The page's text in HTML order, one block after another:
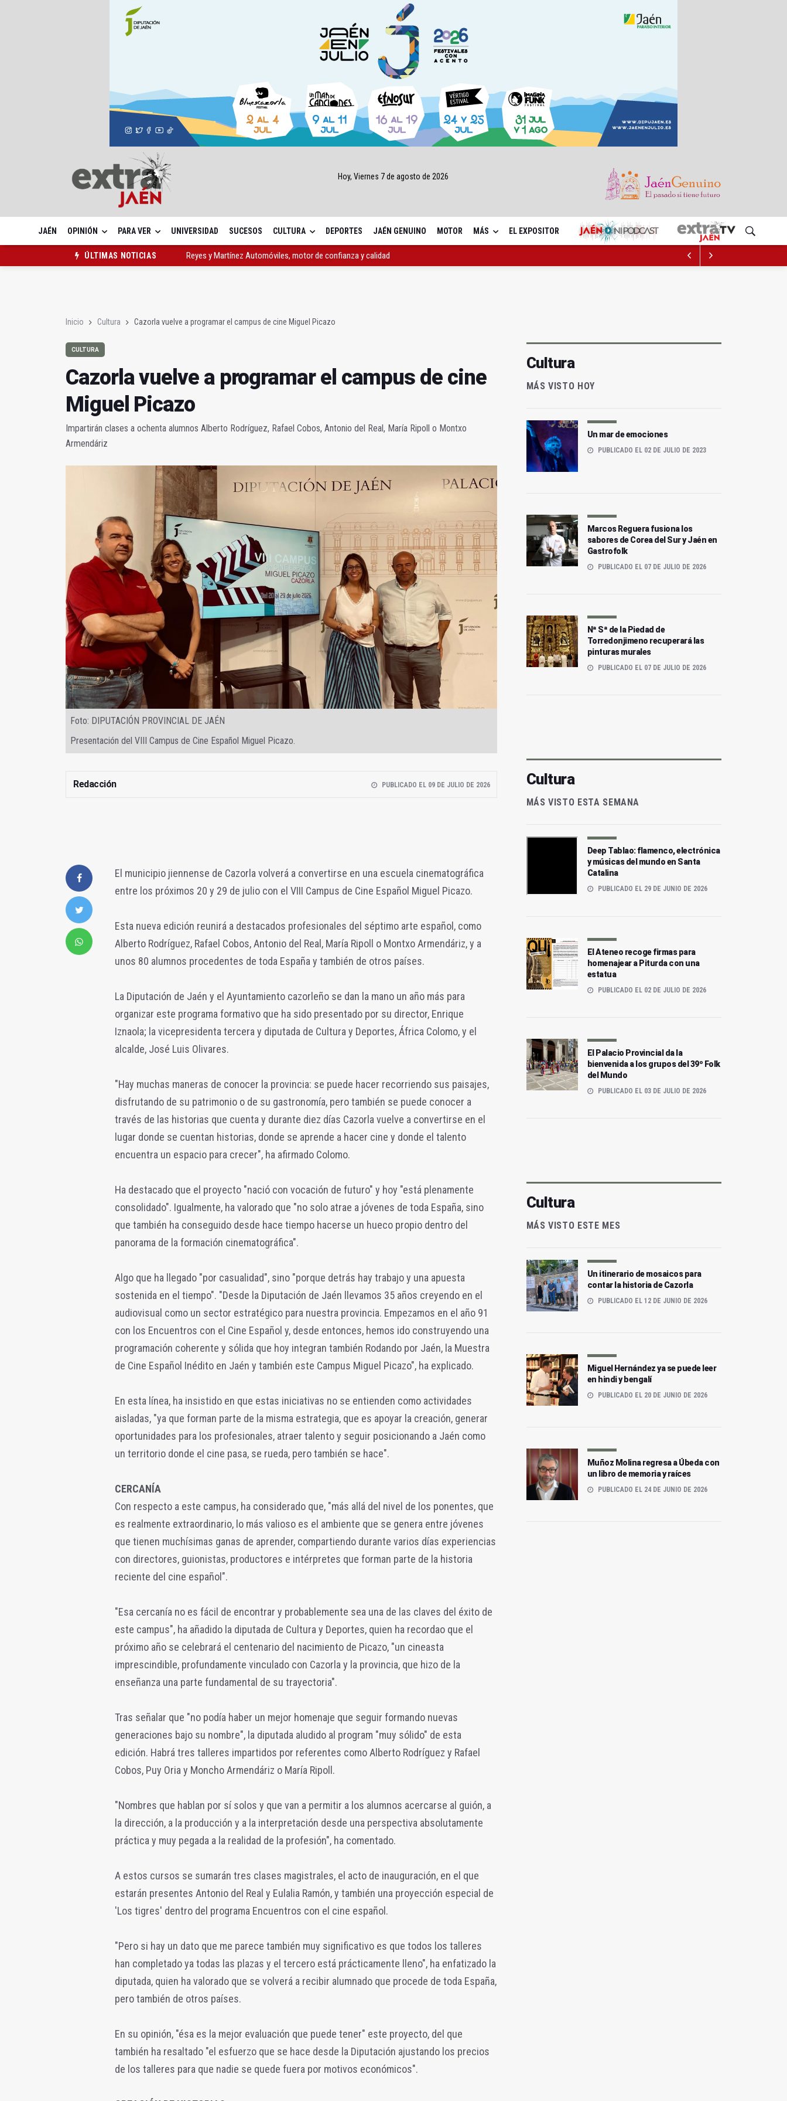
Hoy, Viernes 7 de agosto de 2026
JAÉN OPINIÓN PARA VER UNIVERSIDAD SUCESOS CULTURA DEPORTES JAÉN GENUINO MOTOR MÁS EL EXPOSITOR
ÚLTIMAS NOTICIAS
Reyes y Martínez Automóviles, motor de confianza y calidad
Inicio Cultura Cazorla vuelve a programar el campus de cine Miguel Picazo
CULTURA
Cazorla vuelve a programar el campus de cine
Miguel Picazo
Impartirán clases a ochenta alumnos Alberto Rodríguez, Rafael Cobos, Antonio del Real, María Ripoll o Montxo
Armendáriz
Foto: DIPUTACIÓN PROVINCIAL DE JAÉN
Presentación del VIII Campus de Cine Español Miguel Picazo.
Redacción PUBLICADO EL 09 DE JULIO DE 2026
El municipio jiennense de Cazorla volverá a convertirse en una escuela cinematográfica
entre los próximos 20 y 29 de julio con el VIII Campus de Cine Español Miguel Picazo.
Esta nueva edición reunirá a destacados profesionales del séptimo arte español, como
Alberto Rodríguez, Rafael Cobos, Antonio del Real, María Ripoll o Montxo Armendáriz, y a
unos 80 alumnos procedentes de toda España y también de otros países.
La Diputación de Jaén y el Ayuntamiento cazorleño se dan la mano un año más para
organizar este programa formativo que ha sido presentado por su director, Enrique
Iznaola; la vicepresidenta tercera y diputada de Cultura y Deportes, África Colomo, y el
alcalde, José Luis Olivares.
"Hay muchas maneras de conocer la provincia: se puede hacer recorriendo sus paisajes,
disfrutando de su patrimonio o de su gastronomía, pero también se puede conocer a
través de las historias que cuenta y durante diez días Cazorla vuelve a convertirse en el
lugar donde se cuentan historias, donde se aprende a hacer cine y donde el talento
encuentra un espacio para crecer", ha afirmado Colomo.
Ha destacado que el proyecto "nació con vocación de futuro" y hoy "está plenamente
consolidado". Igualmente, ha valorado que "no solo atrae a jóvenes de toda España, sino
que también ha conseguido desde hace tiempo hacerse un hueco propio dentro del
panorama de la formación cinematográfica".
Algo que ha llegado "por casualidad", sino "porque detrás hay trabajo y una apuesta
sostenida en el tiempo". "Desde la Diputación de Jaén llevamos 35 años creyendo en el
audiovisual como un sector estratégico para nuestra provincia. Empezamos en el año 91
con los Encuentros con el Cine Español y, desde entonces, hemos ido construyendo una
programación coherente y sólida que hoy integran también Rodando por Jaén, la Muestra
de Cine Español Inédito en Jaén y también este Campus Miguel Picazo", ha explicado.
En esta línea, ha insistido en que estas iniciativas no se entienden como actividades
aisladas, "ya que forman parte de la misma estrategia, que es apoyar la creación, generar
oportunidades para los profesionales, atraer talento y seguir posicionando a Jaén como
un territorio donde el cine pasa, se rueda, pero también se hace".
CERCANÍA
Con respecto a este campus, ha considerado que, "más allá del nivel de los ponentes, que
es realmente extraordinario, lo más valioso es el ambiente que se genera entre jóvenes
que tienen muchísimas ganas de aprender, compartiendo durante varios días experiencias
con directores, guionistas, productores e intérpretes que forman parte de la historia
reciente del cine español".
"Esa cercanía no es fácil de encontrar y probablemente sea una de las claves del éxito de
este campus", ha añadido la diputada de Cultura y Deportes, quien ha recordao que el
próximo año se celebrará el centenario del nacimiento de Picazo, "un cineasta
imprescindible, profundamente vinculado con Cazorla y la provincia, que hizo de la
enseñanza una parte fundamental de su trayectoria".
Tras señalar que "no podía haber un mejor homenaje que seguir formando nuevas
generaciones bajo su nombre", la diputada aludido al program "muy sólido" de esta
edición. Habrá tres talleres impartidos por referentes como Alberto Rodríguez y Rafael
Cobos, Puy Oria y Moncho Armendáriz o María Ripoll.
"Nombres que hablan por sí solos y que van a permitir a los alumnos acercarse al guión, a
la dirección, a la producción y a la interpretación desde una perspectiva absolutamente
práctica y muy pegada a la realidad de la profesión", ha comentado.
A estos cursos se sumarán tres clases magistrales, el acto de inauguración, en el que
estarán presentes Antonio del Real y Eulalia Ramón, y también una proyección especial de
'Los tigres' dentro del programa Encuentros con el cine español.
"Pero si hay un dato que me parece también muy significativo es que todos los talleres
han completado ya todas las plazas y el tercero está prácticamente lleno", ha enfatizado la
diputada, quien ha valorado que se volverá a recibir alumnado que procede de toda España,
pero también de otros países.
En su opinión, "ésa es la mejor evaluación que puede tener" este proyecto, del que
también ha resaltado "el esfuerzo que se hace desde la Diputación ajustando los precios
de los talleres para que nadie se quede fuera por motivos económicos".
Cultura
MÁS VISTO HOY
Un mar de emociones
PUBLICADO EL 02 DE JULIO DE 2023
Marcos Reguera fusiona los
sabores de Corea del Sur y Jaén en
Gastrofolk
PUBLICADO EL 07 DE JULIO DE 2026
Nª Sª de la Piedad de
Torredonjimeno recuperará las
pinturas murales
PUBLICADO EL 07 DE JULIO DE 2026
Cultura
MÁS VISTO ESTA SEMANA
Deep Tablao: flamenco, electrónica
y músicas del mundo en Santa
Catalina
PUBLICADO EL 29 DE JUNIO DE 2026
El Ateneo recoge firmas para
homenajear a Piturda con una
estatua
PUBLICADO EL 02 DE JULIO DE 2026
El Palacio Provincial da la
bienvenida a los grupos del 39º Folk
del Mundo
PUBLICADO EL 03 DE JULIO DE 2026
Cultura
MÁS VISTO ESTE MES
Un itinerario de mosaicos para
contar la historia de Cazorla
PUBLICADO EL 12 DE JUNIO DE 2026
Miguel Hernández ya se puede leer
en hindi y bengalí
PUBLICADO EL 20 DE JUNIO DE 2026
Muñoz Molina regresa a Úbeda con
un libro de memoria y raíces
PUBLICADO EL 24 DE JUNIO DE 2026